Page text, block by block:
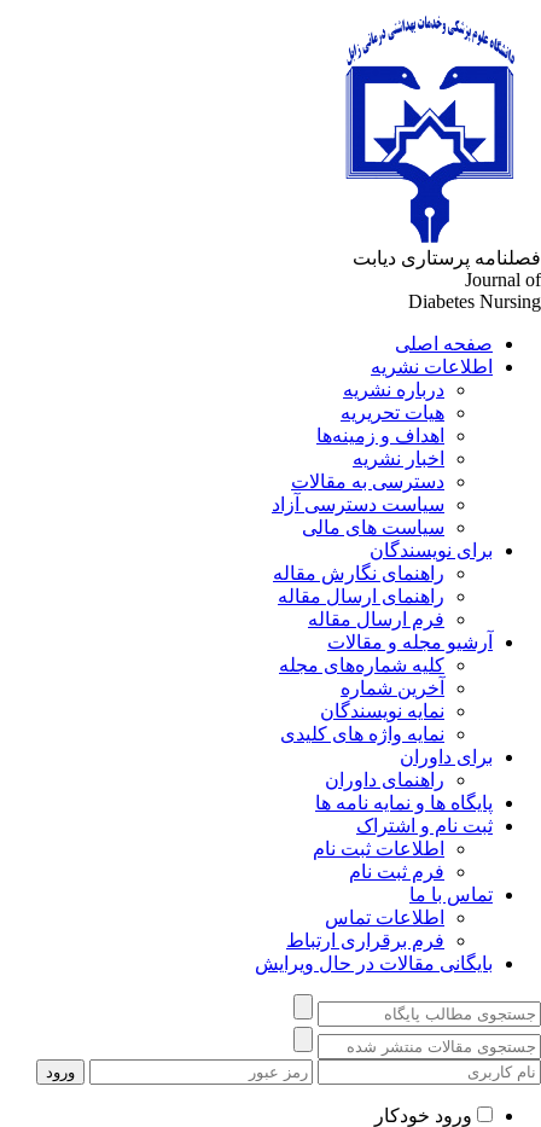
پرستاری دیابت
Journal
Diabetes
صفحه اصلی
اطلاعات نشریه
درباره نشریه
هیات تحریریه
اهداف و زمینه‌ها
اخبار نشریه
دسترسی به مقالات
سیاست دسترسی آزاد
سیاست های مالی
برای نویسندگان
راهنمای نگارش مقاله
راهنمای ارسال مقاله
فرم ارسال مقاله
آرشیو مجله و مقالات
کلیه شماره‌های مجله
آخرین شماره
نمایه نویسندگان
نمایه واژه های کلیدی
برای داوران
راهنمای داوران
پایگاه ها و نمایه نامه ها
ثبت نام و اشتراک
اطلاعات ثبت نام
فرم ثبت نام
تماس با ما
اطلاعات تماس
فرم برقراری ارتباط
بایگانی مقالات در حال ویرایش
ورود خودکار